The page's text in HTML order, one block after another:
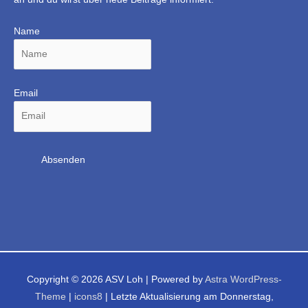
Name
Email
Copyright © 2026 ASV Loh | Powered by Astra WordPress-
Theme
icons8 | Letzte Aktualisierung am Donnerstag,